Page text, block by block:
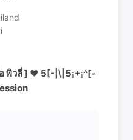
อ พิวลี่ ] ❤️ 5[-|\|5¡+¡^[-